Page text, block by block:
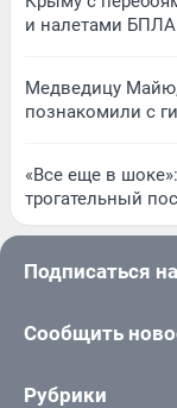
и налетами БПЛА
Медведицу
познакомили с
«Все еще в
трогательный
Подписаться
Сообщить
Рубрики